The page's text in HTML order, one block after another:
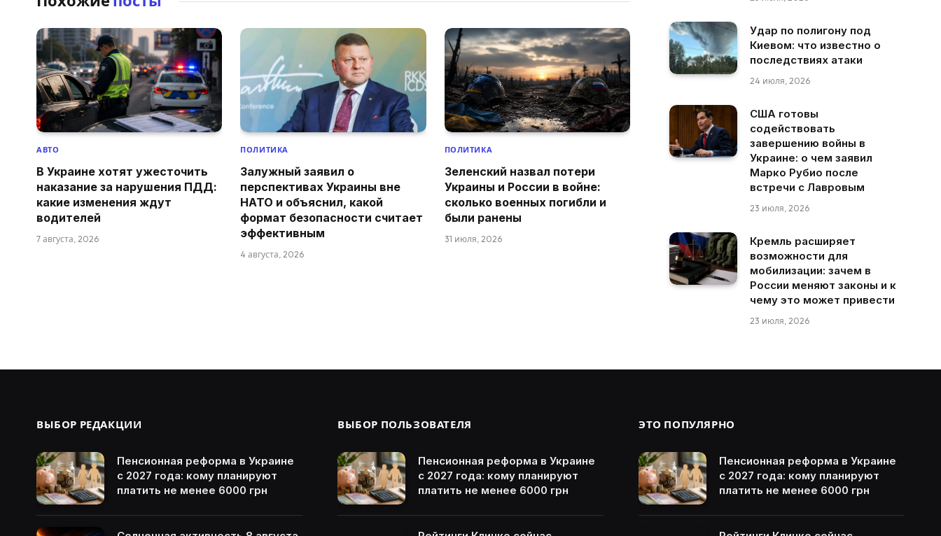
АВТО
В Украине хотят ужесточить
наказание за нарушения ПДД:
какие изменения ждут
водителей
7 августа, 2026
ПОЛИТИКА
Залужный заявил о
перспективах Украины вне
НАТО и объяснил, какой
формат безопасности считает
эффективным
4 августа, 2026
ПОЛИТИКА
Зеленский назвал потери
Украины и России в войне:
сколько военных погибли и
были ранены
31 июля, 2026
Удар по полигону под
Киевом: что известно о
последствиях атаки
24 июля, 2026
США готовы
содействовать
завершению войны в
Украине: о чем заявил
Марко Рубио после
встречи с Лавровым
23 июля, 2026
Кремль расширяет
возможности для
мобилизации: зачем в
России меняют законы и к
чему это может привести
23 июля, 2026
ВЫБОР РЕДАКЦИИ
Пенсионная реформа в Украине
с 2027 года: кому планируют
платить не менее 6000 грн
ВЫБОР ПОЛЬЗОВАТЕЛЯ
Пенсионная реформа в Украине
с 2027 года: кому планируют
платить не менее 6000 грн
ЭТО ПОПУЛЯРНО
Пенсионная реформа в Украине
с 2027 года: кому планируют
платить не менее 6000 грн